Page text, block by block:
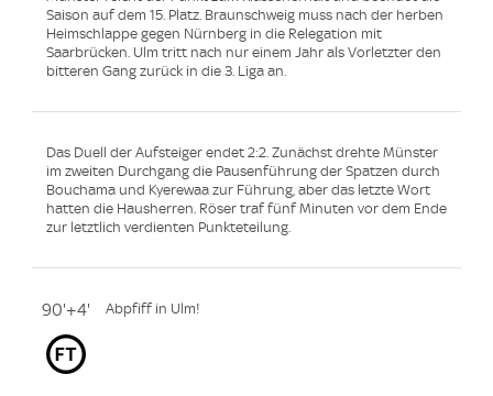
Saison auf dem 15. Platz. Braunschweig muss nach der herben
Heimschlappe gegen Nürnberg in die Relegation mit
Saarbrücken. Ulm tritt nach nur einem Jahr als Vorletzter den
bitteren Gang zurück in die 3. Liga an.
Das Duell der Aufsteiger endet 2:2. Zunächst drehte Münster
im zweiten Durchgang die Pausenführung der Spatzen durch
Bouchama und Kyerewaa zur Führung, aber das letzte Wort
hatten die Hausherren. Röser traf fünf Minuten vor dem Ende
zur letztlich verdienten Punkteteilung.
90'+4' Abpfiff in Ulm!